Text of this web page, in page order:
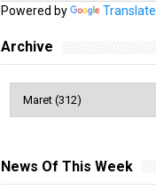
Powered by Translate
Archive
News Of This Week